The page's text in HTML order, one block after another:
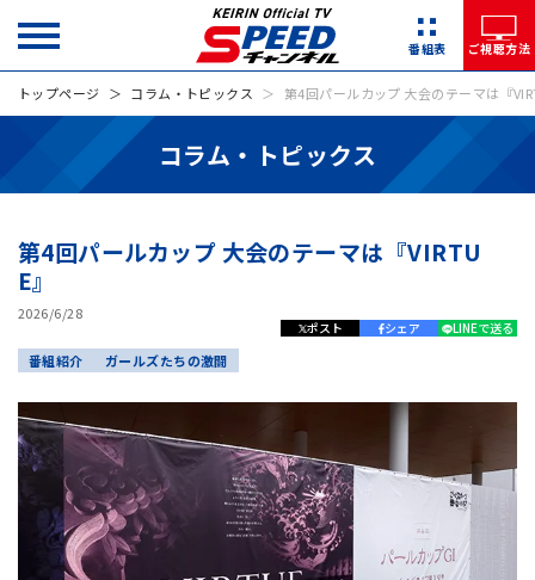
番組表 ご視聴方法
トップページ コラム・トピックス 第4回パールカップ 大会のテーマは『
コラム・トピックス
第4回パールカップ 大会のテーマは『VIRTU
E』
2026/6/28
ポスト シェア LINEで送る
番組紹介 ガールズたちの激闘